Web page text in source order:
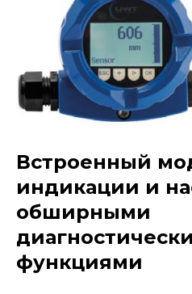
Встроенный
индикации и
обширными
функциями